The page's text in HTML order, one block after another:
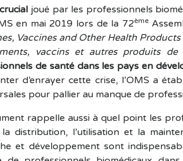
joué par les professionnels
en mai 2019 lors de la 72ème
Vaccines and Other Health Products
vaccins et autres produits de
de santé dans les pays en
d’enrayer cette crise, l’OMS a
pour pallier au manque de
rappelle aussi à quel point les
la distribution, l’utilisation et la
et développement sont